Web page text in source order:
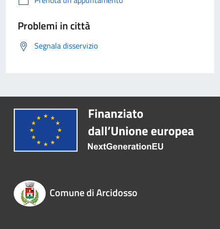
Problemi in città
Segnala disservizio
Comune di Arcidosso